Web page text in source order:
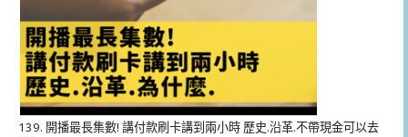
139. 開播最長集數! 講付款刷卡講到兩小時 歷史.沿革.不帶現金可以去